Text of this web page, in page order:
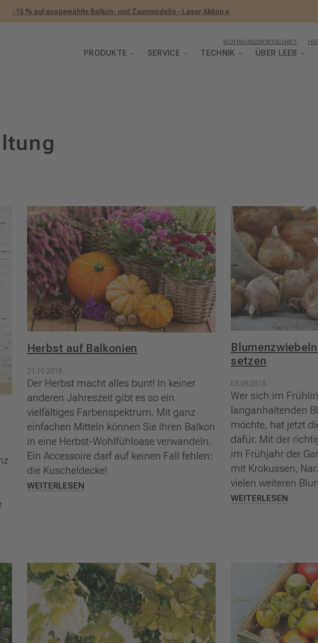
-15 % auf ausgewählte Balkon- und Zaunmodelle - Laser Aktion☀️
WOHNUNGSWIRTSCHAFT
PRODUKTE SERVICE TECHNIK ÜBER LEEB
Herbst auf Balkonien
21.10.2018
Der Herbst macht alles bunt! In keiner
anderen Jahreszeit gibt es so ein
vielfältiges Farbenspektrum. Mit ganz
einfachen Mitteln können Sie Ihren Balkon
in eine Herbst-Wohlfühloase verwandeln.
Ein Accessoire darf auf keinen Fall fehlen:
die Kuscheldecke!
WEITERLESEN
setzen
03.09.2018
Wer sich im
langanhaltenden
möchte, hat jetzt
dafür. Mit der
im Frühjahr der
mit Krokussen,
vielen weiteren
WEITERLESEN